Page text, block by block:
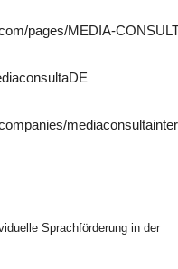
pages/MEDIA-
Sprachförderung in der